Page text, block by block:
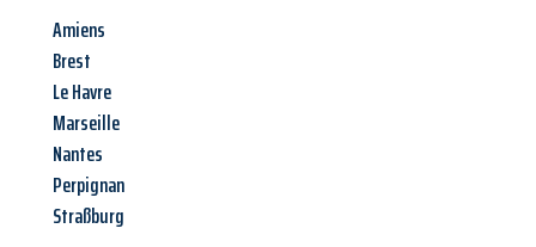
Amiens
Brest
Le Havre
Marseille
Nantes
Perpignan
Straßburg